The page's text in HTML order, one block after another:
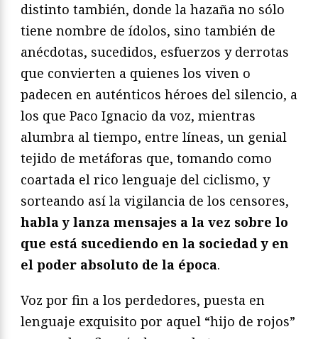
distinto también, donde la hazaña no sólo
tiene nombre de ídolos, sino también de
anécdotas, sucedidos, esfuerzos y derrotas
que convierten a quienes los viven o
padecen en auténticos héroes del silencio, a
los que Paco Ignacio da voz, mientras
alumbra al tiempo, entre líneas, un genial
tejido de metáforas que, tomando como
coartada el rico lenguaje del ciclismo, y
sorteando así la vigilancia de los censores,
habla y lanza mensajes a la vez sobre lo
que está sucediendo en la sociedad y en
el poder absoluto de la época.
Voz por fin a los perdedores, puesta en
lenguaje exquisito por aquel “hijo de rojos”